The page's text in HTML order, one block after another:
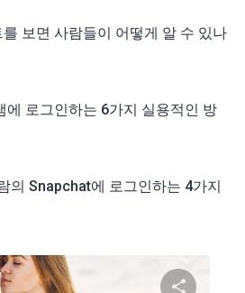
보면 사람들이 어떻게 알 수 있나
에 로그인하는 6가지 실용적인 방
의 Snapchat에 로그인하는 4가지